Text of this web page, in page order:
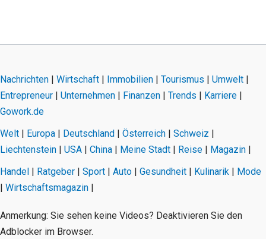
Nachrichten | Wirtschaft | Immobilien | Tourismus | Umwelt |
Entrepreneur | Unternehmen | Finanzen | Trends | Karriere |
Gowork.de
Welt | Europa | Deutschland | Österreich | Schweiz |
Liechtenstein | USA | China | Meine Stadt | Reise | Magazin |
Handel | Ratgeber | Sport | Auto | Gesundheit | Kulinarik | Mode
| Wirtschaftsmagazin |
Anmerkung: Sie sehen keine Videos? Deaktivieren Sie den
Adblocker im Browser.